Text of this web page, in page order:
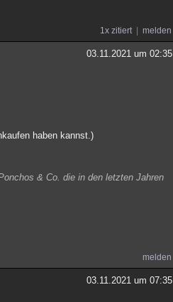
1x zitiert melden
03.11.2021 um 02:35
haben kannst.)
& Co. die in den letzten Jahren
melden
03.11.2021 um 07:35